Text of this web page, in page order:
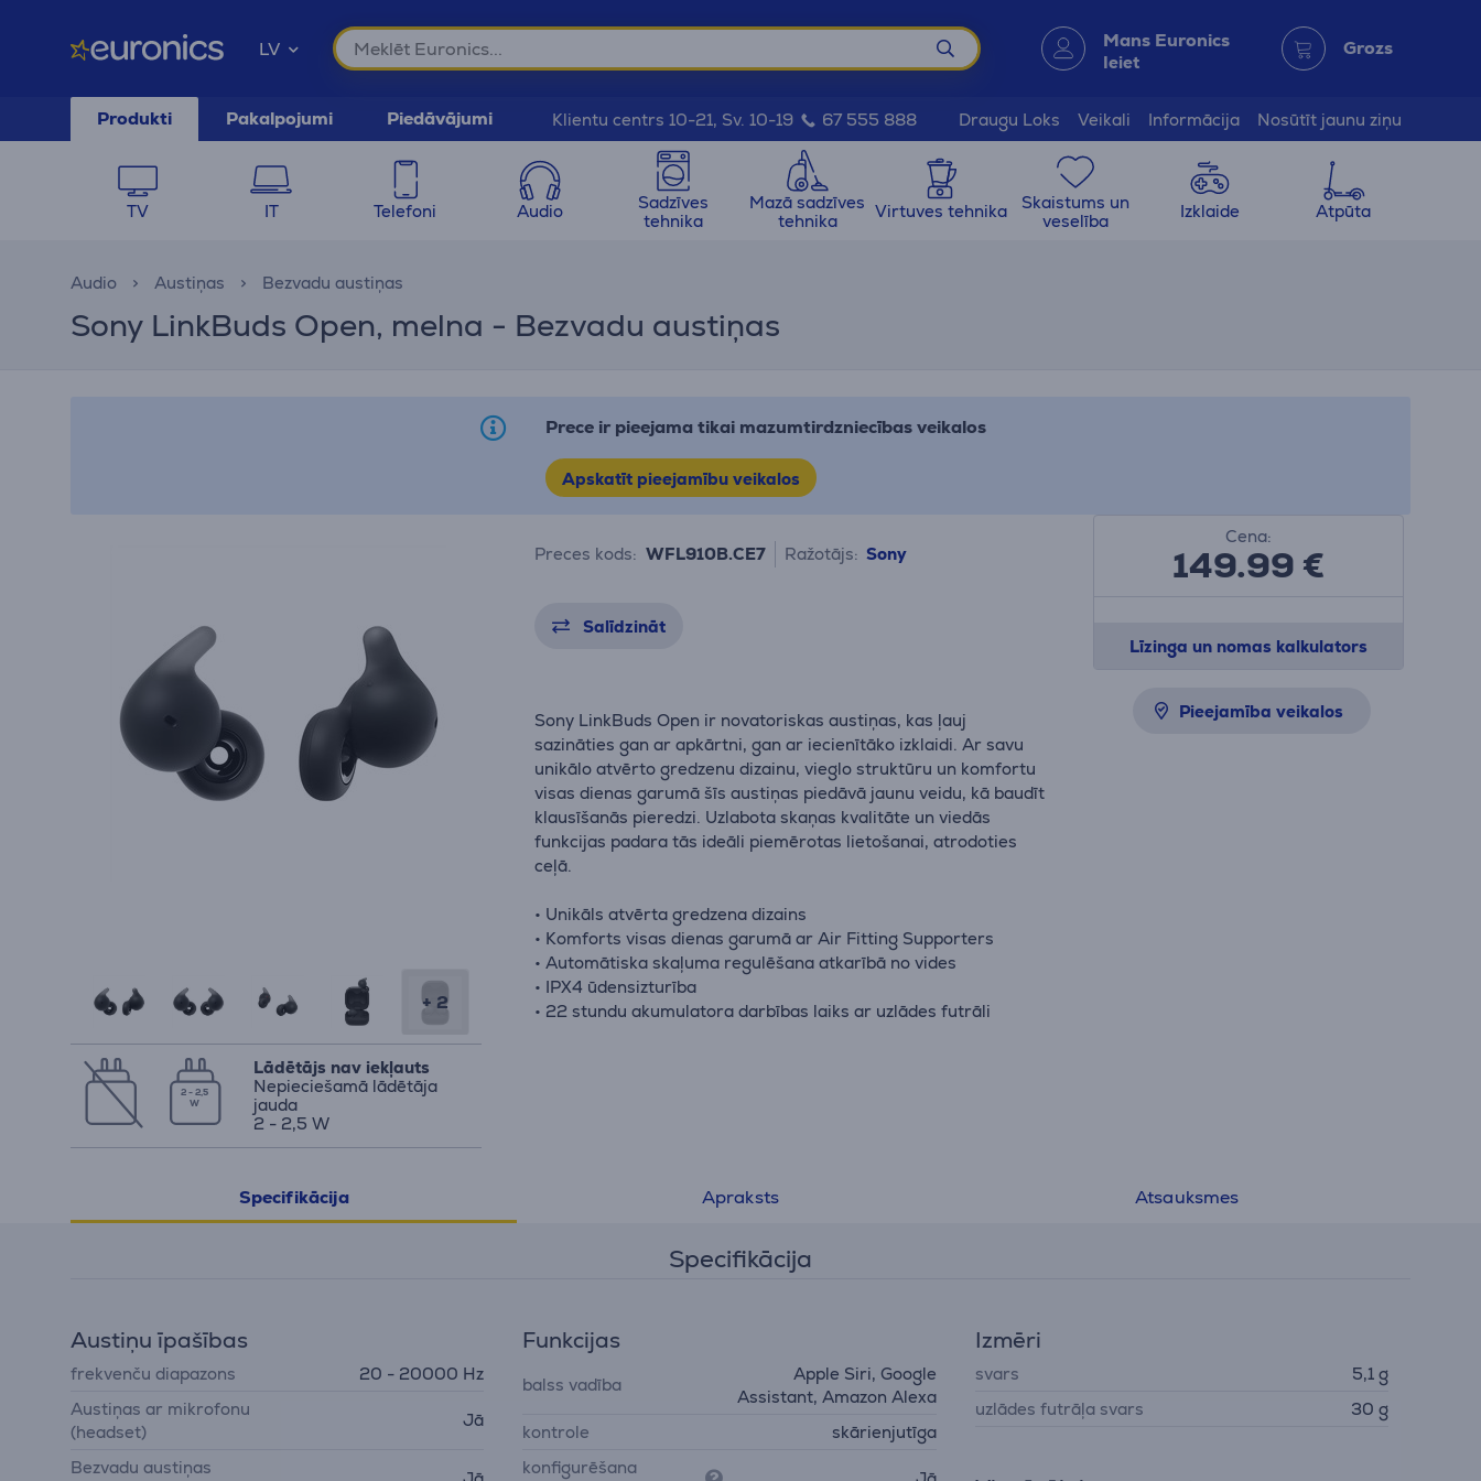
LV Mans Euronics
Ieiet
Grozs
Produkti Pakalpojumi Piedāvājumi Klientu centrs 10-21, Sv. 10-19 67 555 888 Draugu Loks Veikali Informācija Nosūtīt jaunu ziņu
TV IT Telefoni Audio
Sadzīves
tehnika
Mazā sadzīves
tehnika
Virtuves tehnika
Skaistums un
veselība
Izklaide Atpūta
Audio Austiņas Bezvadu austiņas
Sony LinkBuds Open, melna - Bezvadu austiņas
Prece ir pieejama tikai mazumtirdzniecības veikalos
Apskatīt pieejamību veikalos
+ 2
2 - 2,5
W
Lādētājs nav iekļauts
Nepieciešamā lādētāja
jauda
2 - 2,5 W
Preces kods: WFL910B.CE7 Ražotājs: Sony
Salīdzināt
Sony LinkBuds Open ir novatoriskas austiņas, kas ļauj
sazināties gan ar apkārtni, gan ar iecienītāko izklaidi. Ar savu
unikālo atvērto gredzenu dizainu, vieglo struktūru un komfortu
visas dienas garumā šīs austiņas piedāvā jaunu veidu, kā baudīt
klausīšanās pieredzi. Uzlabota skaņas kvalitāte un viedās
funkcijas padara tās ideāli piemērotas lietošanai, atrodoties
ceļā.
• Unikāls atvērta gredzena dizains
• Komforts visas dienas garumā ar Air Fitting Supporters
• Automātiska skaļuma regulēšana atkarībā no vides
• IPX4 ūdensizturība
• 22 stundu akumulatora darbības laiks ar uzlādes futrāli
Cena:
149.99€
Līzinga un nomas kalkulators
Pieejamība veikalos
Specifikācija Apraksts Atsauksmes
Specifikācija
Austiņu īpašības
frekvenču diapazons
20 - 20000 Hz
Austiņas ar mikrofonu
(headset)
Jā
Bezvadu austiņas
Funkcijas
balss vadība
Apple Siri, Google
Assistant, Amazon Alexa
kontrole
skārienjutīga
konfigurēšana
Izmēri
svars
5,1 g
uzlādes futrāļa svars
30 g